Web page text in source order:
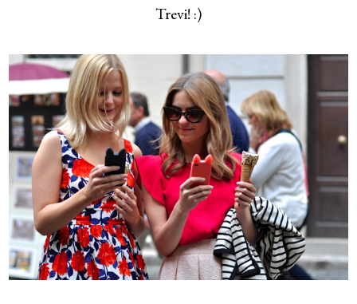
Trevi! :)